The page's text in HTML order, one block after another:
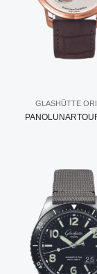
GLASHÜTTE